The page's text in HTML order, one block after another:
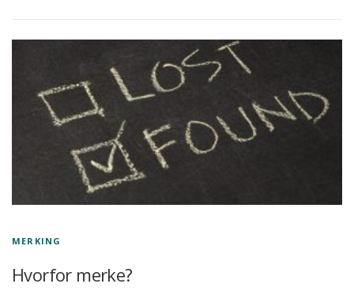
MERKING
Hvorfor merke?